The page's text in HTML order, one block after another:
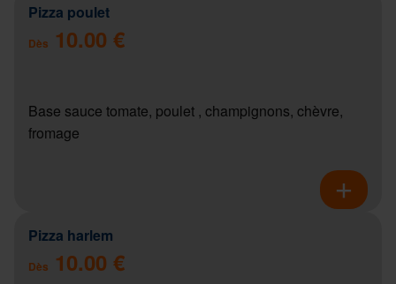
Pizza poulet
Dès 10.00 €
Base sauce tomate, poulet , champignons, chèvre,
fromage
Pizza harlem
Dès 10.00 €